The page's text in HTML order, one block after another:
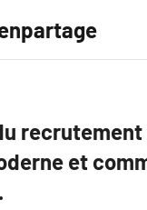
recrutement
et